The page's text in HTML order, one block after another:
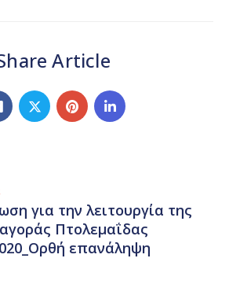
Article
για την λειτουργία της
Πτολεμαΐδας
επανάληψη